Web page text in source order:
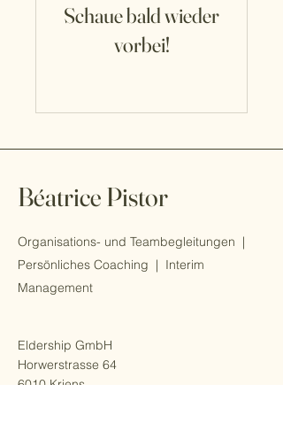
Schaue bald wieder
vorbei!
Béatrice Pistor
Organisations- und Teambegleitungen |
Persönliches Coaching | Interim
Management
Eldership GmbH
Horwerstrasse 64
6010 Kriens